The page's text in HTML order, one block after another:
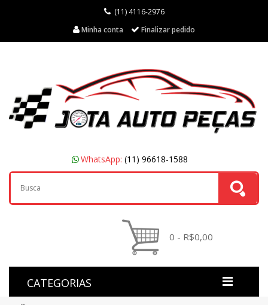
(11) 4116-2976
Minha conta
Finalizar pedido
WhatsApp: (11) 96618-1588
0 - R$0,00
CATEGORIAS